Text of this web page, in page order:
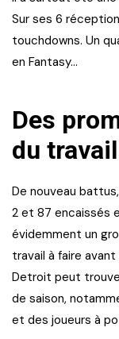
Sur ses 6
touchdowns. Un
en Fantasy…
Des
du
De nouveau
2 et 87 encaissés
évidemment un
travail à faire
Detroit peut
de saison,
et des joueurs à